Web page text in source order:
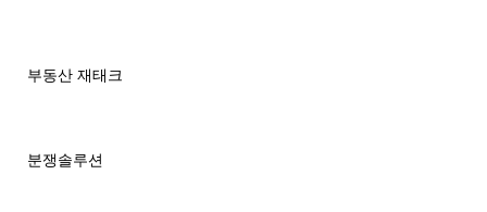
부동산 재태크
분쟁솔루션